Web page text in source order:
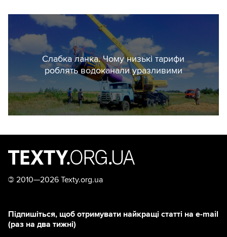
припали на окуповані Росією населені
пункти.
Всі лоти були відсортовані за ключовими
словами у назві (“генератор”, “сонячна”,
“вітрова”, “енергія” тощо). Отримані дані
були додатково вручну очищені від
невідовідних тендерів, наприклад,
В результаті отримано список із 14 тисяч
обрахування сум бралася очікувана
закупівлі.
Кінцева вартість може відрізнятися.
Слабка ланка. Чому низькі тарифи
роблять водоканали уразливими
© 2010—2026 Texty.org.ua
Підпишіться, щоб отримувати найкращі статті на e-mail
(раз на два тижні)